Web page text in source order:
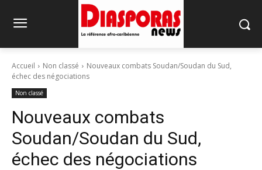
Accueil Non classé
Nouveaux combats Soudan/Soudan du Sud,
échec des négociations
Non classé
Nouveaux combats
Soudan/Soudan du Sud,
échec des négociations